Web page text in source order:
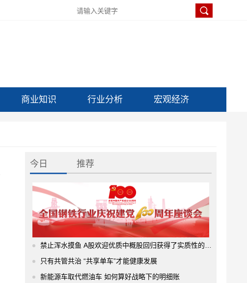
商业知识 行业分析 宏观经济
今日 推荐
禁止浑水摸鱼 A股欢迎优质中概股回归获得了实质性的进展
只有共管共治 “共享单车”才能健康发展
新能源车取代燃油车 如何算好战略下的明细账